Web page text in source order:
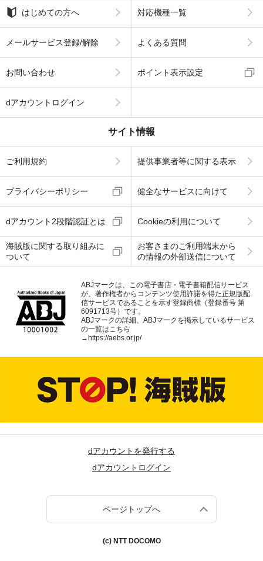
はじめての方へ 対応機種一覧
メールサービス登録/解除 よくある質問
お問い合わせ ポイント表示設定
dアカウントログイン
サイト情報
ご利用規約 提供事業者等に関する表示
プライバシーポリシー 健全なサービスに向けて
dアカウント2段階認証とは Cookieの利用について
海賊版に関する取り組みに
ついて
お客さまのご利用端末から
の情報の外部送信について
ABJマークは、この電子書店・電子書籍配信サービス
が、著作権者からコンテンツ使用許諾を得た正規版配
信サービスであることを示す登録商標（登録番号 第
6091713号）です。
ABJマークの詳細、ABJマークを掲示しているサービス
の一覧はこちら
→ https://aebs.or.jp/
dアカウントを発行する
dアカウントログイン
ページトップへ
(c) NTT DOCOMO